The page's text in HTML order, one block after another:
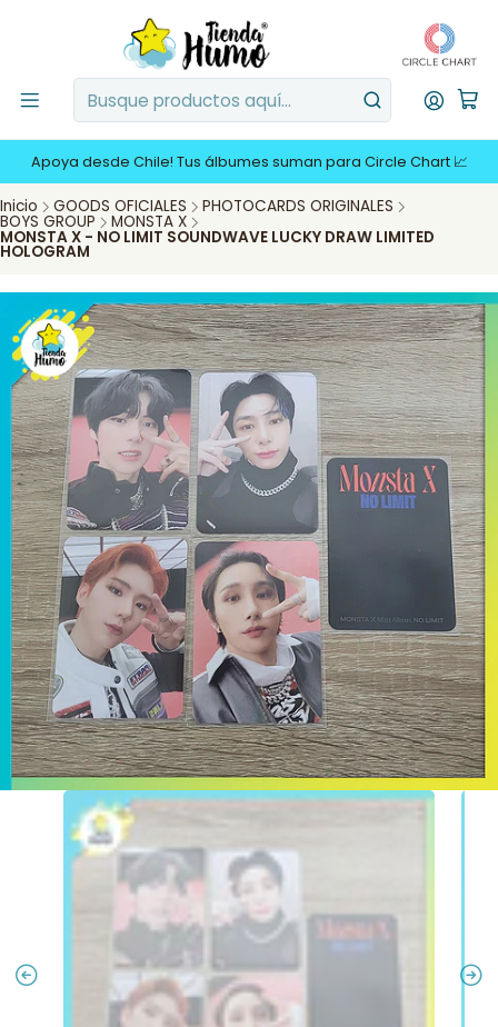
Apoya desde Chile! Tus álbumes suman para Circle Chart 📈
Inicio GOODS OFICIALES PHOTOCARDS ORIGINALES
BOYS GROUP MONSTA X
MONSTA X - NO LIMIT SOUNDWAVE LUCKY DRAW LIMITED
HOLOGRAM